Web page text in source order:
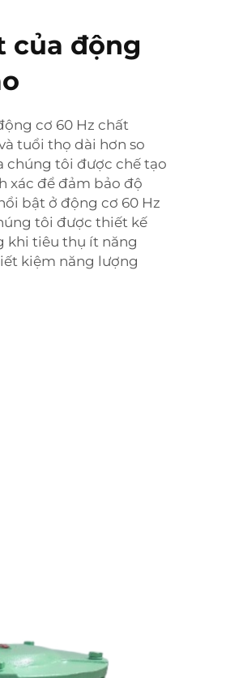
của động
cơ 60 Hz chất
tuổi thọ dài hơn so
chúng tôi được chế tạo
xác để đảm bảo độ
bật ở động cơ 60 Hz
tôi được thiết kế
khi tiêu thụ ít năng
kiệm năng lượng